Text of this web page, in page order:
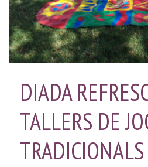
DIADA
TALLERS DE
TRADICIONALS